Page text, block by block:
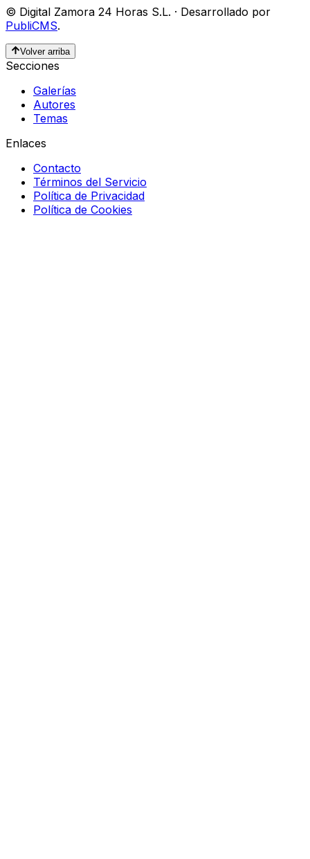
© Digital Zamora 24 Horas S.L. · Desarrollado por
PubliCMS.
Volver arriba
Secciones
Galerías
Autores
Temas
Enlaces
Contacto
Términos del Servicio
Política de Privacidad
Política de Cookies